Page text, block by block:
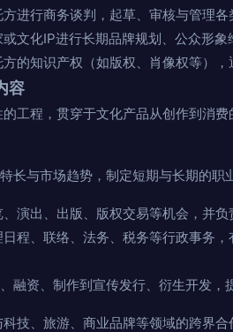
方进行商务谈判，起草、审核与管理
或文化IP进行长期品牌规划、公众形象
的知识产权（如版权、肖像权等）
容
工程，贯穿于文化产品从创作到消费
长与市场趋势，制定短期与长期的职
、演出、出版、版权交易等机会，并负
日程、联络、法务、税务等行政事务，
融资、制作到宣传发行、衍生开发，
科技、旅游、商业品牌等领域的跨界合